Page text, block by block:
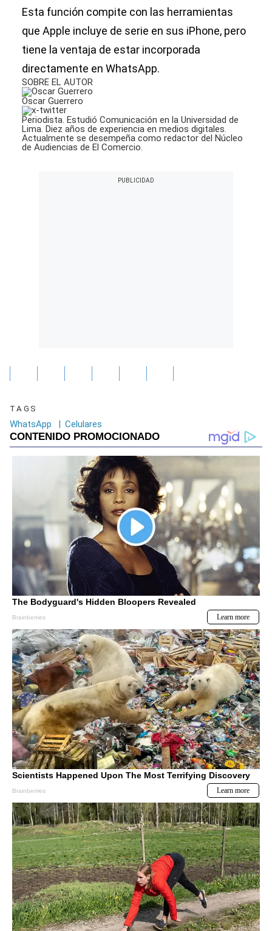
Esta función compite con las herramientas
que Apple incluye de serie en sus iPhone, pero
tiene la ventaja de estar incorporada
directamente en WhatsApp.
SOBRE EL AUTOR
Oscar Guerrero
Periodista. Estudió Comunicación en la Universidad de
Lima. Diez años de experiencia en medios digitales.
Actualmente se desempeña como redactor del Núcleo
de Audiencias de El Comercio.
TAGS
WhatsApp | Celulares